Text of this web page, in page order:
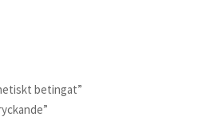
betingat”